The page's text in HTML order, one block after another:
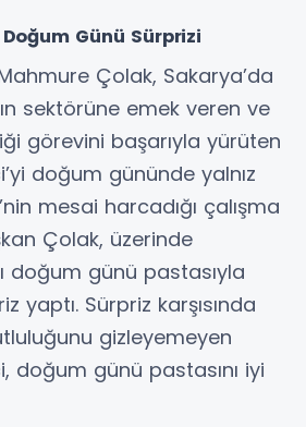
Günü Sürprizi
Mahmure Çolak, Sakarya’da
sektörüne emek veren ve
görevini başarıyla yürüten
doğum gününde yalnız
mesai harcadığı çalışma
Çolak, üzerinde
doğum günü pastasıyla
yaptı. Sürpriz karşısında
gizleyemeyen
doğum günü pastasını iyi